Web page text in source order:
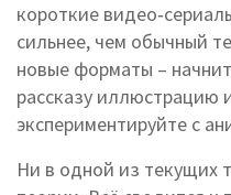
короткие
сильнее, чем обычный
новые форматы –
рассказу иллюстрацию
экспериментируйте с
Ни в одной из текущих